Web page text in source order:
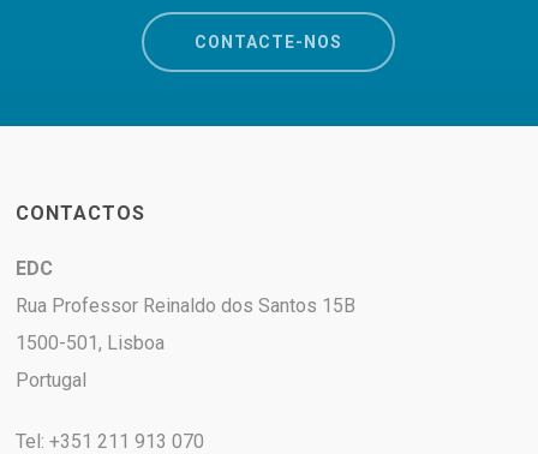
CONTACTE-NOS
CONTACTOS
EDC
Rua Professor Reinaldo dos Santos 15B
1500-501, Lisboa
Portugal
Tel: +351 211 913 070